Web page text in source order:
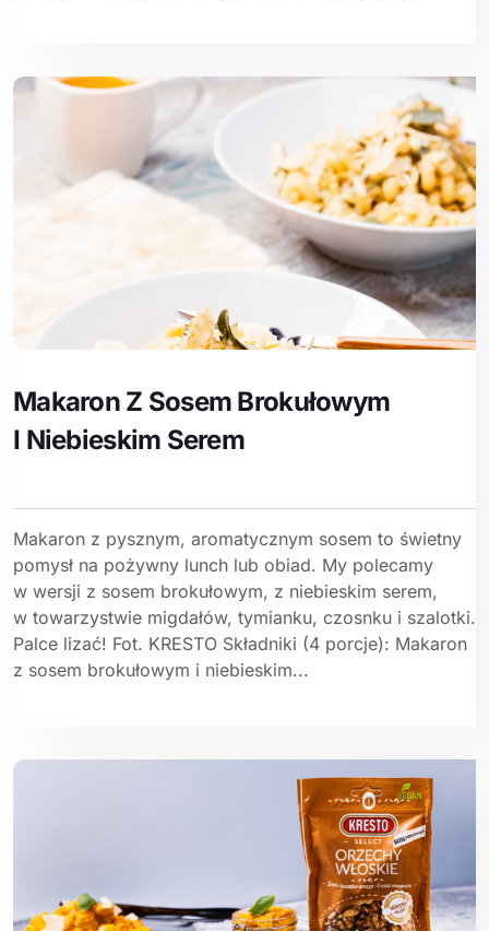
Makaron Z Sosem Brokułowym
I Niebieskim Serem
Makaron z pysznym, aromatycznym sosem to świetny
pomysł na pożywny lunch lub obiad. My polecamy
w wersji z sosem brokułowym, z niebieskim serem,
w towarzystwie migdałów, tymianku, czosnku i szalotki.
Palce lizać! Fot. KRESTO Składniki (4 porcje): Makaron
z sosem brokułowym i niebieskim...